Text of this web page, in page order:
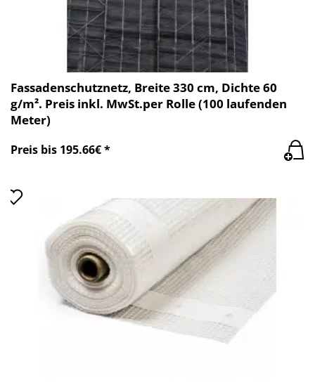
Fassadenschutznetz, Breite 330 cm, Dichte 60
g/m². Preis inkl. MwSt.per Rolle (100 laufenden
Meter)
Preis bis 195.66€ *